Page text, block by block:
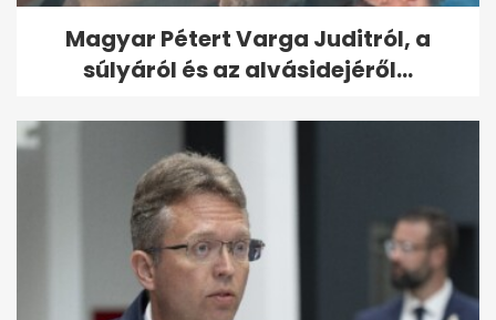
Magyar Pétert Varga Juditról, a
súlyáról és az alvásidejéről...